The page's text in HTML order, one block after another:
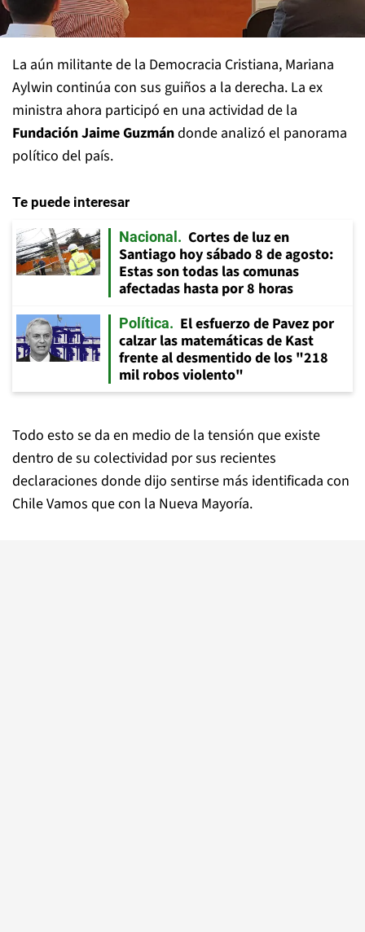
La aún militante de la Democracia Cristiana, Mariana
Aylwin continúa con sus guiños a la derecha. La ex
ministra ahora participó en una actividad de la
Fundación Jaime Guzmándonde analizó el panorama
político del país.
Te puede interesar
Nacional
Cortes de luz en
Santiago hoy sábado 8 de agosto:
Estas son todas las comunas
afectadas hasta por 8 horas
Política
El esfuerzo de Pavez por
calzar las matemáticas de Kast
frente al desmentido de los "218
mil robos violento"
Todo esto se da en medio de la tensión que existe
dentro de su colectividad por sus recientes
declaraciones donde dijo sentirse más identificada con
Chile Vamos que con la Nueva Mayoría.